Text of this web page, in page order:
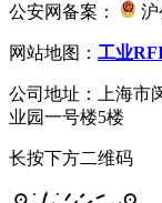
公安网备案： 沪
网站地图： 工业
公司地址：上海市
业园一号楼5楼
长按下方二维码